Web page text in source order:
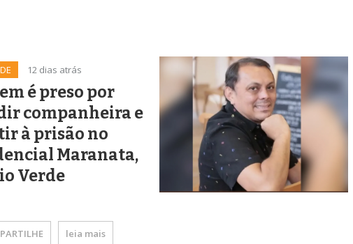
12 dias atrás
é preso por
companheira e
à prisão no
Maranata,
Verde
leia mais